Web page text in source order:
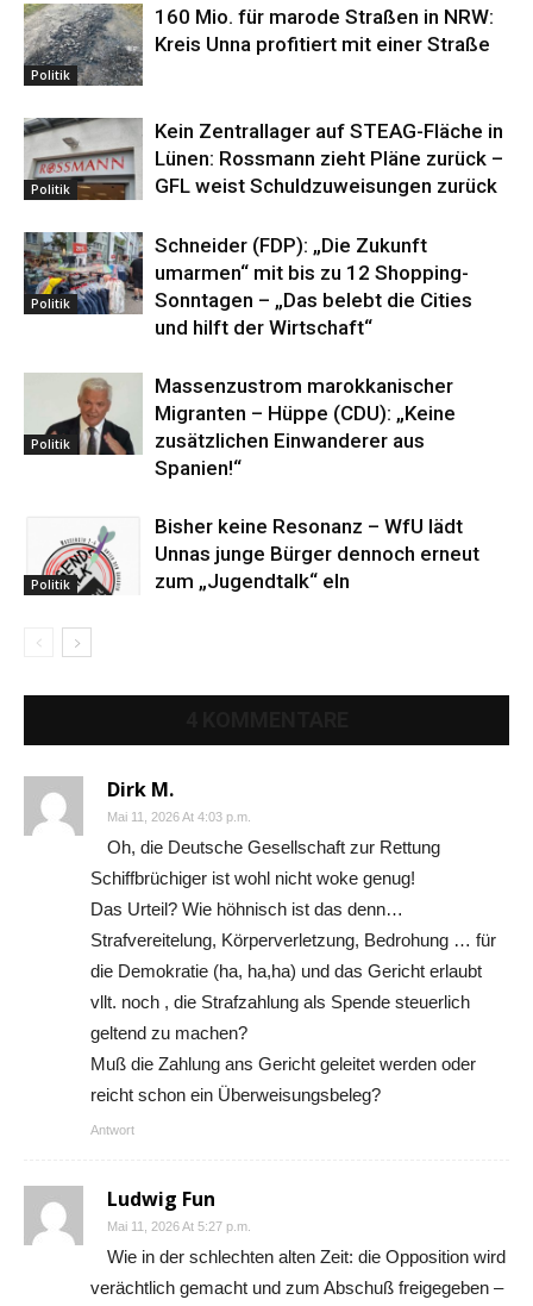
Politik
160 Mio. für marode Straßen in NRW:
Kreis Unna profitiert mit einer Straße
Politik
Kein Zentrallager auf STEAG-Fläche in
Lünen: Rossmann zieht Pläne zurück –
GFL weist Schuldzuweisungen zurück
Politik
Schneider (FDP): „Die Zukunft
umarmen“ mit bis zu 12 Shopping-
Sonntagen – „Das belebt die Cities
und hilft der Wirtschaft“
Politik
Massenzustrom marokkanischer
Migranten – Hüppe (CDU): „Keine
zusätzlichen Einwanderer aus
Spanien!“
Politik
Bisher keine Resonanz – WfU lädt
Unnas junge Bürger dennoch erneut
zum „Jugendtalk“ eln
Dirk M.
Mai 11, 2026 At 4:03 p.m.
Oh, die Deutsche Gesellschaft zur Rettung
Schiffbrüchiger ist wohl nicht woke genug!
Das Urteil? Wie höhnisch ist das denn…
Strafvereitelung, Körperverletzung, Bedrohung … für
die Demokratie (ha, ha,ha) und das Gericht erlaubt
vllt. noch , die Strafzahlung als Spende steuerlich
geltend zu machen?
Muß die Zahlung ans Gericht geleitet werden oder
reicht schon ein Überweisungsbeleg?
Antwort
Ludwig Fun
Mai 11, 2026 At 5:27 p.m.
Wie in der schlechten alten Zeit: die Opposition wird
verächtlich gemacht und zum Abschuß freigegeben –